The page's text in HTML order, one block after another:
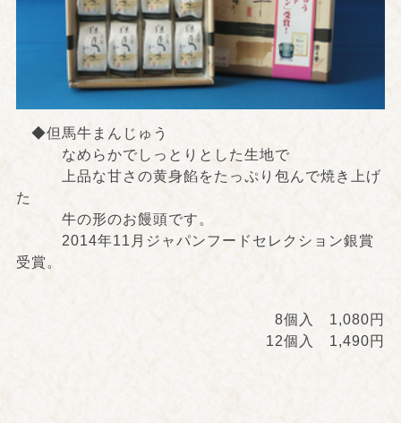
◆但馬牛まんじゅう
なめらかでしっとりとした生地で
上品な甘さの黄身餡をたっぷり包んで焼き上げ
た
牛の形のお饅頭です。
2014年11月ジャパンフードセレクション銀賞
受賞。
8個入 1,080円
12個入 1,490円